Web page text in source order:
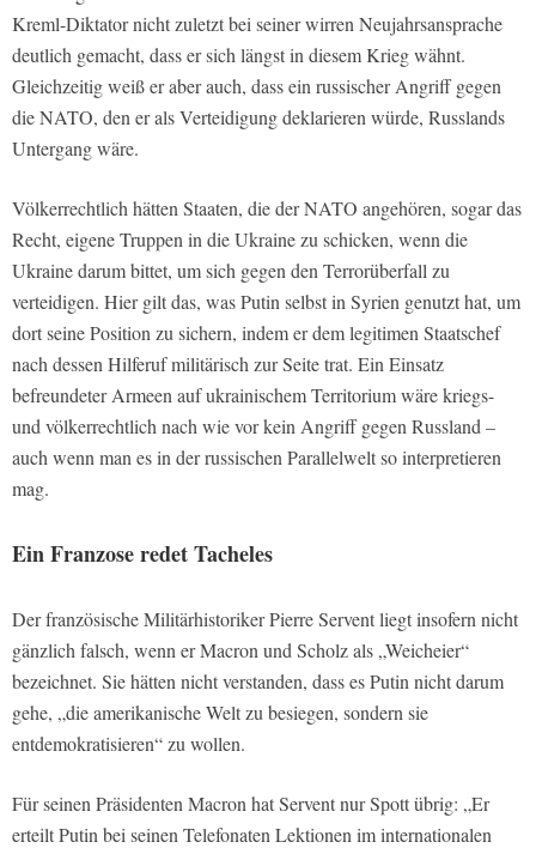
Kreml-Diktator nicht zuletzt bei seiner wirren Neujahrsansprache
deutlich gemacht, dass er sich längst in diesem Krieg wähnt.
Gleichzeitig weiß er aber auch, dass ein russischer Angriff gegen
die NATO, den er als Verteidigung deklarieren würde, Russlands
Untergang wäre.
Völkerrechtlich hätten Staaten, die der NATO angehören, sogar das
Recht, eigene Truppen in die Ukraine zu schicken, wenn die
Ukraine darum bittet, um sich gegen den Terrorüberfall zu
verteidigen. Hier gilt das, was Putin selbst in Syrien genutzt hat, um
dort seine Position zu sichern, indem er dem legitimen Staatschef
nach dessen Hilferuf militärisch zur Seite trat. Ein Einsatz
befreundeter Armeen auf ukrainischem Territorium wäre kriegs-
und völkerrechtlich nach wie vor kein Angriff gegen Russland –
auch wenn man es in der russischen Parallelwelt so interpretieren
mag.
Ein Franzose redet Tacheles
Der französische Militärhistoriker Pierre Servent liegt insofern nicht
gänzlich falsch, wenn er Macron und Scholz als „Weicheier“
bezeichnet. Sie hätten nicht verstanden, dass es Putin nicht darum
gehe, „die amerikanische Welt zu besiegen, sondern sie
entdemokratisieren“ zu wollen.
Für seinen Präsidenten Macron hat Servent nur Spott übrig: „Er
erteilt Putin bei seinen Telefonaten Lektionen im internationalen